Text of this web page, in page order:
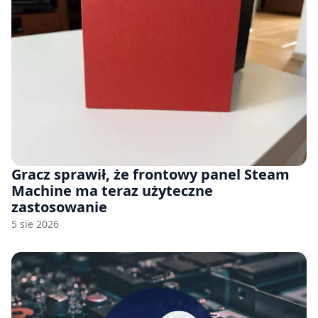
Gracz sprawił, że frontowy panel Steam
Machine ma teraz użyteczne
zastosowanie
5 sie 2026